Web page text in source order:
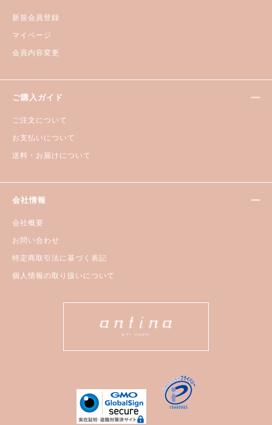
新規会員登録
マイページ
会員内容変更
ご購入ガイド
ご注文について
お支払いについて
送料・お届けについて
会社情報
会社概要
お問い合わせ
特定商取引法に基づく表記
個人情報の取り扱いについて